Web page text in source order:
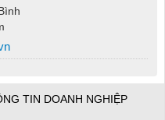
TIN DOANH NGHIỆP